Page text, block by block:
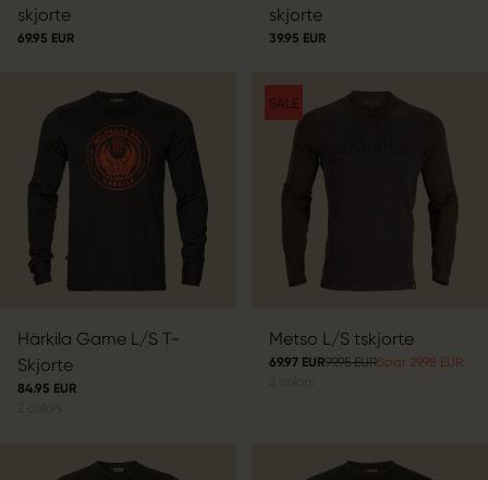
skjorte
69.95 EUR
skjorte
39.95 EUR
Härkila Game L/S T-
Skjorte
84.95 EUR
SALE
Metso L/S tskjorte
69.97 EUR99.95 EURSpar 29.98 EUR